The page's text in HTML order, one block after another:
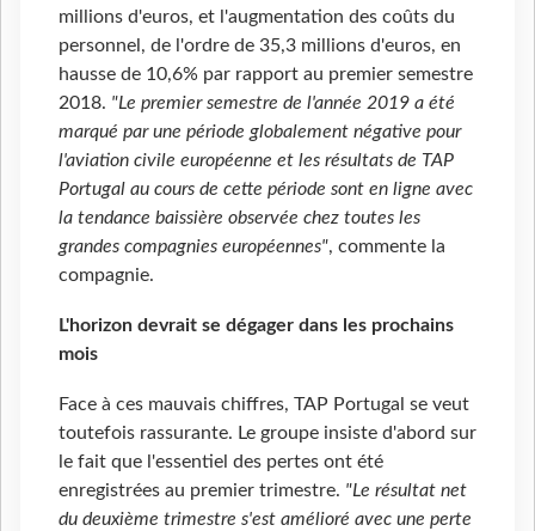
millions d'euros, et l'augmentation des coûts du
personnel, de l'ordre de 35,3 millions d'euros, en
hausse de 10,6% par rapport au premier semestre
2018. "Le premier semestre de l'année 2019 a été
marqué par une période globalement négative pour
l'aviation civile européenne et les résultats de TAP
Portugal au cours de cette période sont en ligne avec
la tendance baissière observée chez toutes les
grandes compagnies européennes", commente la
compagnie.
L'horizon devrait se dégager dans les prochains
mois
Face à ces mauvais chiffres, TAP Portugal se veut
toutefois rassurante. Le groupe insiste d'abord sur
le fait que l'essentiel des pertes ont été
enregistrées au premier trimestre. "Le résultat net
du deuxième trimestre s'est amélioré avec une perte